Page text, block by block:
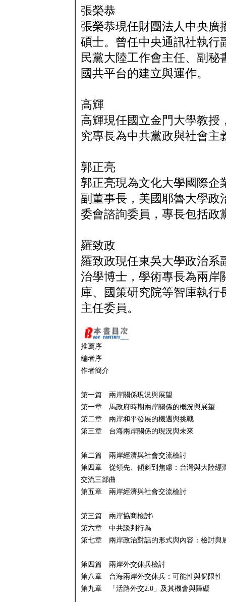
張榮恭
張榮恭現任財團法人中央廣
碩士。曾任中央通訊社執行
民黨大陸工作會主任、副秘
國共平台的建立與運作。
高輝
高輝現任國立金門大學教授
究專長為中共黨政與社會主
郭正亮
郭正亮現為文化大學國際企
副董事長，美國耶魯大學政
委會諮詢委員，專長包括政
羅致政
羅致政現任東吳大學政治系
治學博士，學術專長為兩岸
庫、國策研究院等智庫執行
主任委員。
推薦序
編者序
作者簡介
第一篇 兩岸關係現況與展望
第一章 馬政府時期兩岸關係的概況與展望
第二章 兩岸和平發展的機遇與挑戰
第三章 台海兩岸關係的現況與未來
第二篇 兩岸經濟與社會交流檢討
第四章 從領先、傾斜到焦慮：台灣與大陸經
交流三部曲
第五章 兩岸經濟與社會交流檢討
第三篇 兩岸協商檢討\
第六章 中共談判行為
第七章 兩岸政治對話的形式與內容：檢討與
第四篇 兩岸外交休兵檢討
第八章 台海兩岸外交休兵：可能性與侷限性
第九章 「活路外交2.0」及其機會與障礙